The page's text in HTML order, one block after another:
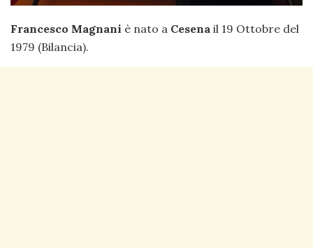
Francesco Magnani è nato a Cesena il 19 Ottobre del
1979 (Bilancia).